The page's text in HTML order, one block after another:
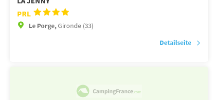
PRL
Le Porge,Gironde (33)
Detailseite